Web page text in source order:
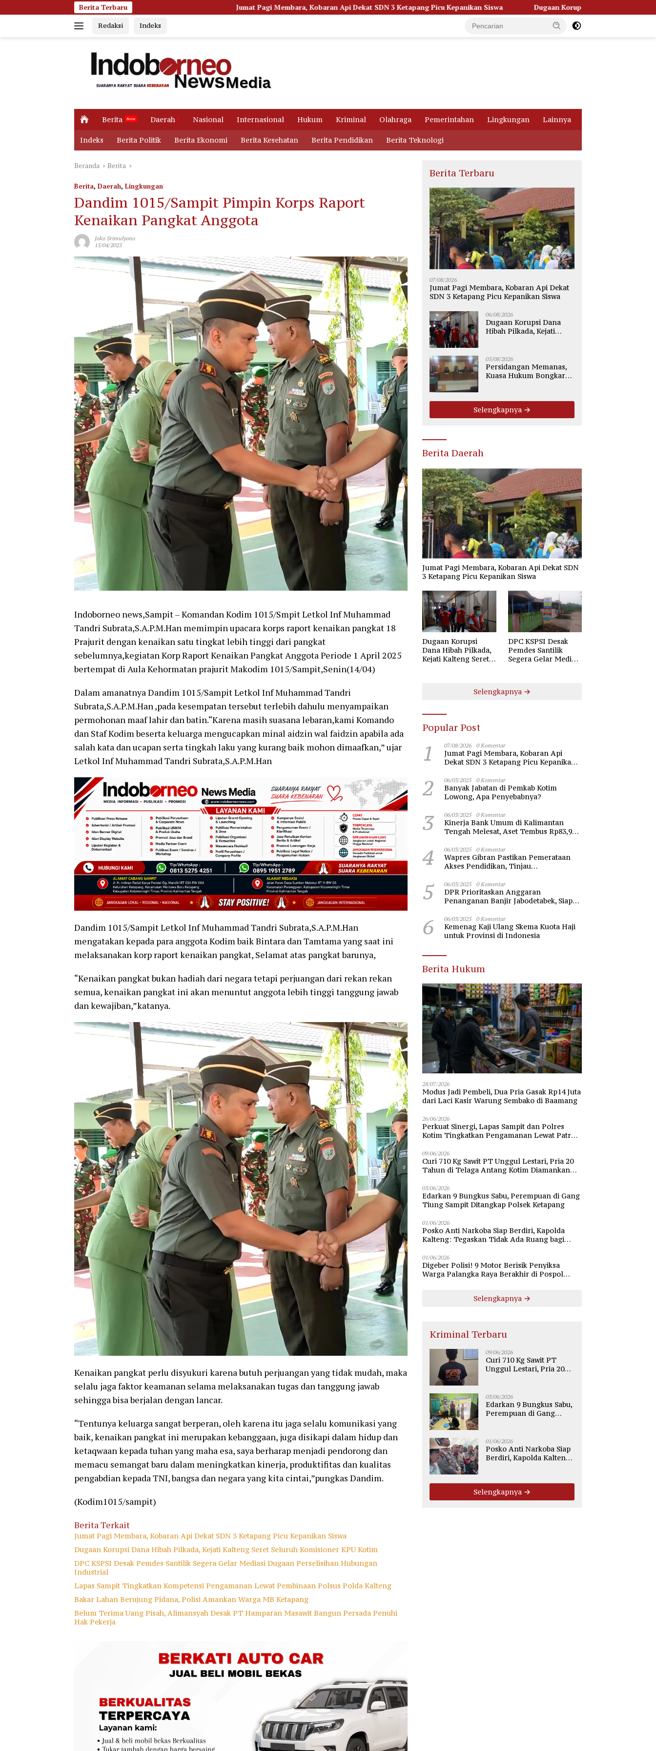
ke
Berita Terbaru Jumat Pagi Membara, Kobaran Api Dekat SDN 3 Ketapang Picu Kepanikan Siswa Dugaan Korupsi Dana Hibah Pilkada, Kejati Kalteng Seret
Redaksi Indeks
H
m
e
Berita Daerah Nasional Internasional Hukum Kriminal Olahraga Pemerintahan Lingkungan Lainnya
Indeks Berita Politik Berita Ekonomi Berita Kesehatan Berita Pendidikan Berita Teknologi
Beranda Berita
Berita, Daerah, Lingkungan
Dandim 1015/Sampit Pimpin Korps Raport
Kenaikan Pangkat Anggota
Joko Srimulyono
15/04/2025
Indoborneo news,Sampit – Komandan Kodim 1015/Smpit Letkol Inf Muhammad
Tandri Subrata,S.A.P.M.Han memimpin upacara korps raport kenaikan pangkat 18
Prajurit dengan kenaikan satu tingkat lebih tinggi dari pangkat
sebelumnya,kegiatan Korp Raport Kenaikan Pangkat Anggota Periode 1 April 2025
bertempat di Aula Kehormatan prajurit Makodim 1015/Sampit,Senin(14/04)
Dalam amanatnya Dandim 1015/Sampit Letkol Inf Muhammad Tandri
Subrata,S.A.P.M.Han ,pada kesempatan tersebut terlebih dahulu menyampaikan
permohonan maaf lahir dan batin.“Karena masih suasana lebaran,kami Komando
dan Staf Kodim beserta keluarga mengucapkan minal aidzin wal faidzin apabila ada
salah kata dan ucapan serta tingkah laku yang kurang baik mohon dimaafkan,” ujar
Letkol Inf Muhammad Tandri Subrata,S.A.P.M.Han
Dandim 1015/Sampit Letkol Inf Muhammad Tandri Subrata,S.A.P.M.Han
mengatakan kepada para anggota Kodim baik Bintara dan Tamtama yang saat ini
melaksanakan korp raport kenaikan pangkat, Selamat atas pangkat barunya,
“Kenaikan pangkat bukan hadiah dari negara tetapi perjuangan dari rekan rekan
semua, kenaikan pangkat ini akan menuntut anggota lebih tinggi tanggung jawab
dan kewajiban,”katanya.
Kenaikan pangkat perlu disyukuri karena butuh perjuangan yang tidak mudah, maka
selalu jaga faktor keamanan selama melaksanakan tugas dan tanggung jawab
sehingga bisa berjalan dengan lancar.
“Tentunya keluarga sangat berperan, oleh karena itu jaga selalu komunikasi yang
baik, kenaikan pangkat ini merupakan kebanggaan, juga disikapi dalam hidup dan
ketaqwaan kepada tuhan yang maha esa, saya berharap menjadi pendorong dan
memacu semangat baru dalam meningkatkan kinerja, produktifitas dan kualitas
pengabdian kepada TNI, bangsa dan negara yang kita cintai,”pungkas Dandim.
(Kodim1015/sampit)
Berita Terkait
Jumat Pagi Membara, Kobaran Api Dekat SDN 3 Ketapang Picu Kepanikan Siswa
Dugaan Korupsi Dana Hibah Pilkada, Kejati Kalteng Seret Seluruh Komisioner KPU Kotim
DPC KSPSI Desak Pemdes Santilik Segera Gelar Mediasi Dugaan Perselisihan Hubungan
Industrial
Lapas Sampit Tingkatkan Kompetensi Pengamanan Lewat Pembinaan Polsus Polda Kalteng
Bakar Lahan Berujung Pidana, Polisi Amankan Warga MB Ketapang
Belum Terima Uang Pisah, Alimansyah Desak PT Hamparan Masawit Bangun Persada Penuhi
Hak Pekerja
Berita Terbaru
07/08/2026
Jumat Pagi Membara, Kobaran Api Dekat
SDN 3 Ketapang Picu Kepanikan Siswa
06/08/2026
Dugaan Korupsi Dana
Hibah Pilkada, Kejati
05/08/2026
Persidangan Memanas,
Kuasa Hukum Bongkar
PT WMGK
Selengkapnya
Berita Daerah
Jumat Pagi Membara, Kobaran Api Dekat SDN
3 Ketapang Picu Kepanikan Siswa
Dugaan Korupsi
Dana Hibah Pilkada,
Kejati Kalteng Seret
DPC KSPSI Desak
Pemdes Santilik
Segera Gelar Mediasi
Selengkapnya
Popular Post
1 07/08/2026 0 Komentar
Jumat Pagi Membara, Kobaran Api
Dekat SDN 3 Ketapang Picu Kepanikan
2 06/03/2025 0 Komentar
Banyak Jabatan di Pemkab Kotim
Lowong, Apa Penyebabnya?
3 06/03/2025 0 Komentar
Kinerja Bank Umum di Kalimantan
Tengah Melesat, Aset Tembus Rp83,98
4 06/03/2025 0 Komentar
Wapres Gibran Pastikan Pemerataan
Akses Pendidikan, Tinjau
Nawawi Banten
5 06/03/2025 0 Komentar
DPR Prioritaskan Anggaran
Penanganan Banjir Jabodetabek, Siap
6 06/03/2025 0 Komentar
Kemenag Kaji Ulang Skema Kuota Haji
untuk Provinsi di Indonesia
Berita Hukum
28/07/2026
Modus Jadi Pembeli, Dua Pria Gasak Rp14 Juta
dari Laci Kasir Warung Sembako di Baamang
26/06/2026
Perkuat Sinergi, Lapas Sampit dan Polres
Kotim Tingkatkan Pengamanan Lewat Patroli
09/06/2026
Curi 710 Kg Sawit PT Unggul Lestari, Pria 20
Tahun di Telaga Antang Kotim Diamankan
03/06/2026
Edarkan 9 Bungkus Sabu, Perempuan di Gang
Tiung Sampit Ditangkap Polsek Ketapang
01/06/2026
Posko Anti Narkoba Siap Berdiri, Kapolda
Kalteng: Tegaskan Tidak Ada Ruang bagi
01/06/2026
Digeber Polisi! 9 Motor Berisik Penyiksa
Warga Palangka Raya Berakhir di Pospol
Selengkapnya
Kriminal Terbaru
09/06/2026
Curi 710 Kg Sawit PT
Unggul Lestari, Pria 20
03/06/2026
Edarkan 9 Bungkus Sabu,
Perempuan di Gang
01/06/2026
Posko Anti Narkoba Siap
Berdiri, Kapolda Kalteng:
Palangka Raya
Selengkapnya